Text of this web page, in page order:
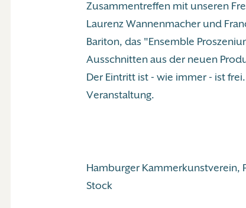
Zusammentreffen mit unseren
Laurenz Wannenmacher und
Bariton, das "Ensemble
Ausschnitten aus der neuen
Der Eintritt ist - wie immer - ist
Veranstaltung.
Hamburger Kammerkunstverein,
Stock